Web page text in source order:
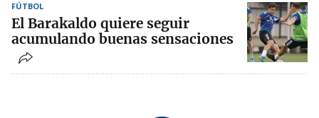
FÚTBOL
El Barakaldo quiere seguir
acumulando buenas sensaciones